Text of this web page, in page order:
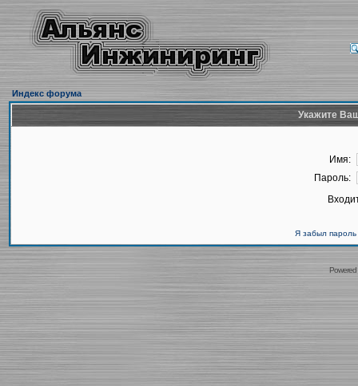
Индекс форума
Укажите
Имя:
Пароль:
Я забыл пароль